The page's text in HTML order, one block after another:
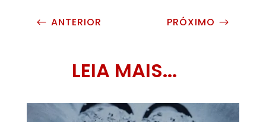
# ANTERIOR PRÓXIMO $
LEIA MAIS...